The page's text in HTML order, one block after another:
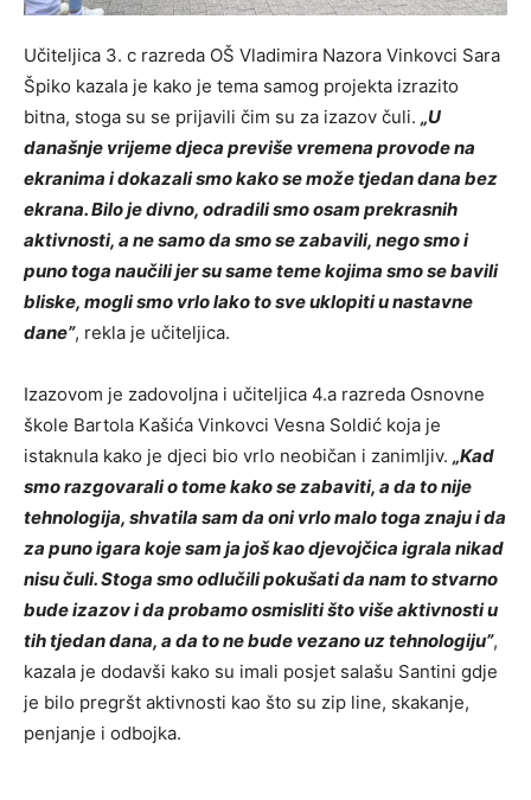
Učiteljica 3. c razreda OŠ Vladimira Nazora Vinkovci Sara
Špiko kazala je kako je tema samog projekta izrazito
bitna, stoga su se prijavili čim su za izazov čuli. „U
današnje vrijeme djeca previše vremena provode na
ekranima i dokazali smo kako se može tjedan dana bez
ekrana. Bilo je divno, odradili smo osam prekrasnih
aktivnosti, a ne samo da smo se zabavili, nego smo i
puno toga naučili jer su same teme kojima smo se bavili
bliske, mogli smo vrlo lako to sve uklopiti u nastavne
dane”, rekla je učiteljica.
Izazovom je zadovoljna i učiteljica 4.a razreda Osnovne
škole Bartola Kašića Vinkovci Vesna Soldić koja je
istaknula kako je djeci bio vrlo neobičan i zanimljiv. „Kad
smo razgovarali o tome kako se zabaviti, a da to nije
tehnologija, shvatila sam da oni vrlo malo toga znaju i da
za puno igara koje sam ja još kao djevojčica igrala nikad
nisu čuli. Stoga smo odlučili pokušati da nam to stvarno
bude izazov i da probamo osmisliti što više aktivnosti u
tih tjedan dana, a da to ne bude vezano uz tehnologiju”,
kazala je dodavši kako su imali posjet salašu Santini gdje
je bilo pregršt aktivnosti kao što su zip line, skakanje,
penjanje i odbojka.